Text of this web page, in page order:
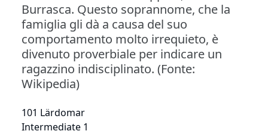
Burrasca. Questo soprannome, che la
famiglia gli dà a causa del suo
comportamento molto irrequieto, è
divenuto proverbiale per indicare un
ragazzino indisciplinato. (Fonte:
Wikipedia)
101 Lärdomar
Intermediate 1